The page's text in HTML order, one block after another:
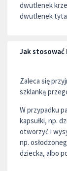
dwutlenek
dwutlenek
Jak stosować
Zaleca się
szklanką
W przypadku
kapsułki, np.
otworzyć i
np.
dziecka, albo